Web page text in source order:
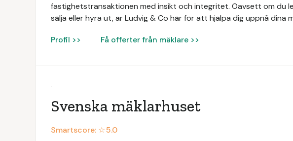
fastighetstransaktionen med insikt och integritet. Oavsett om du
sälja eller hyra ut, är Ludvig & Co här för att hjälpa dig uppnå dina
Profil >> Få offerter från mäklare >>
Svenska mäklarhuset
Smartscore: ☆5.0